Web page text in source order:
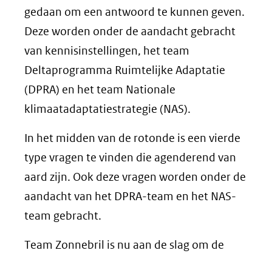
gedaan om een antwoord te kunnen geven.
Deze worden onder de aandacht gebracht
van kennisinstellingen, het team
Deltaprogramma Ruimtelijke Adaptatie
(DPRA) en het team Nationale
klimaatadaptatiestrategie (NAS).
In het midden van de rotonde is een vierde
type vragen te vinden die agenderend van
aard zijn. Ook deze vragen worden onder de
aandacht van het DPRA-team en het NAS-
team gebracht.
Team Zonnebril is nu aan de slag om de